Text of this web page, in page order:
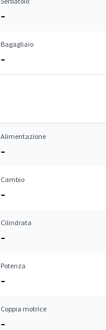
–
Bagagliaio
–
Alimentazione
–
Cambio
–
Cilindrata
–
Potenza
–
Coppia motrice
–